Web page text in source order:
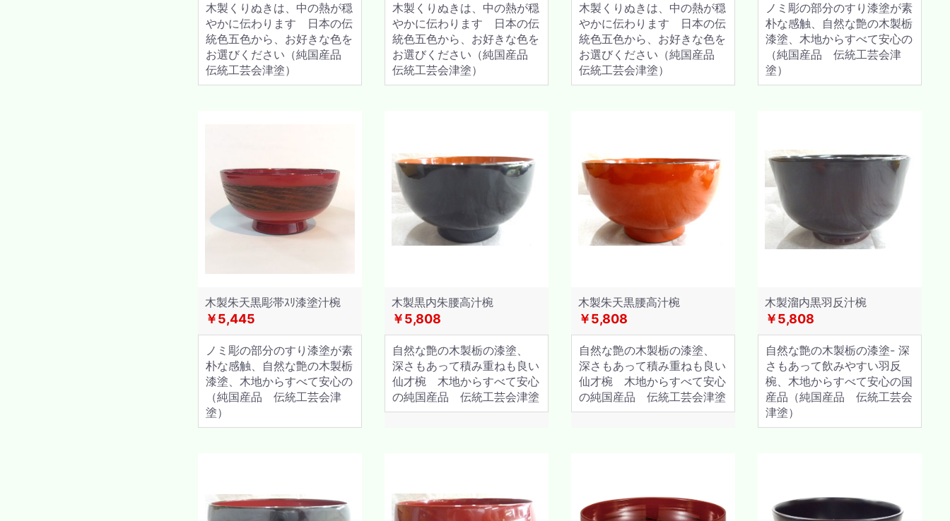
木製くりぬきは、中の熱が穏
やかに伝わります 日本の伝
統色五色から、お好きな色を
お選びください（純国産品
伝統工芸会津塗）
木製くりぬきは、中の熱が穏
やかに伝わります 日本の伝
統色五色から、お好きな色を
お選びください（純国産品
伝統工芸会津塗）
木製くりぬきは、中の熱が穏
やかに伝わります 日本の伝
統色五色から、お好きな色を
お選びください（純国産品
伝統工芸会津塗）
ノミ彫の部分のすり漆塗が素
朴な感触、自然な艶の木製栃
漆塗、木地からすべて安心の
（純国産品 伝統工芸会津
塗）
木製朱天黒彫帯ｽﾘ漆塗汁椀
￥5,445
ノミ彫の部分のすり漆塗が素
朴な感触、自然な艶の木製栃
漆塗、木地からすべて安心の
（純国産品 伝統工芸会津
塗）
木製黒内朱腰高汁椀
￥5,808
自然な艶の木製栃の漆塗、
深さもあって積み重ねも良い
仙才椀 木地からすべて安心
の純国産品 伝統工芸会津塗
木製朱天黒腰高汁椀
￥5,808
自然な艶の木製栃の漆塗、
深さもあって積み重ねも良い
仙才椀 木地からすべて安心
の純国産品 伝統工芸会津塗
木製溜内黒羽反汁椀
￥5,808
自然な艶の木製栃の漆塗- 深
さもあって飲みやすい羽反
椀、木地からすべて安心の国
産品（純国産品 伝統工芸会
津塗）